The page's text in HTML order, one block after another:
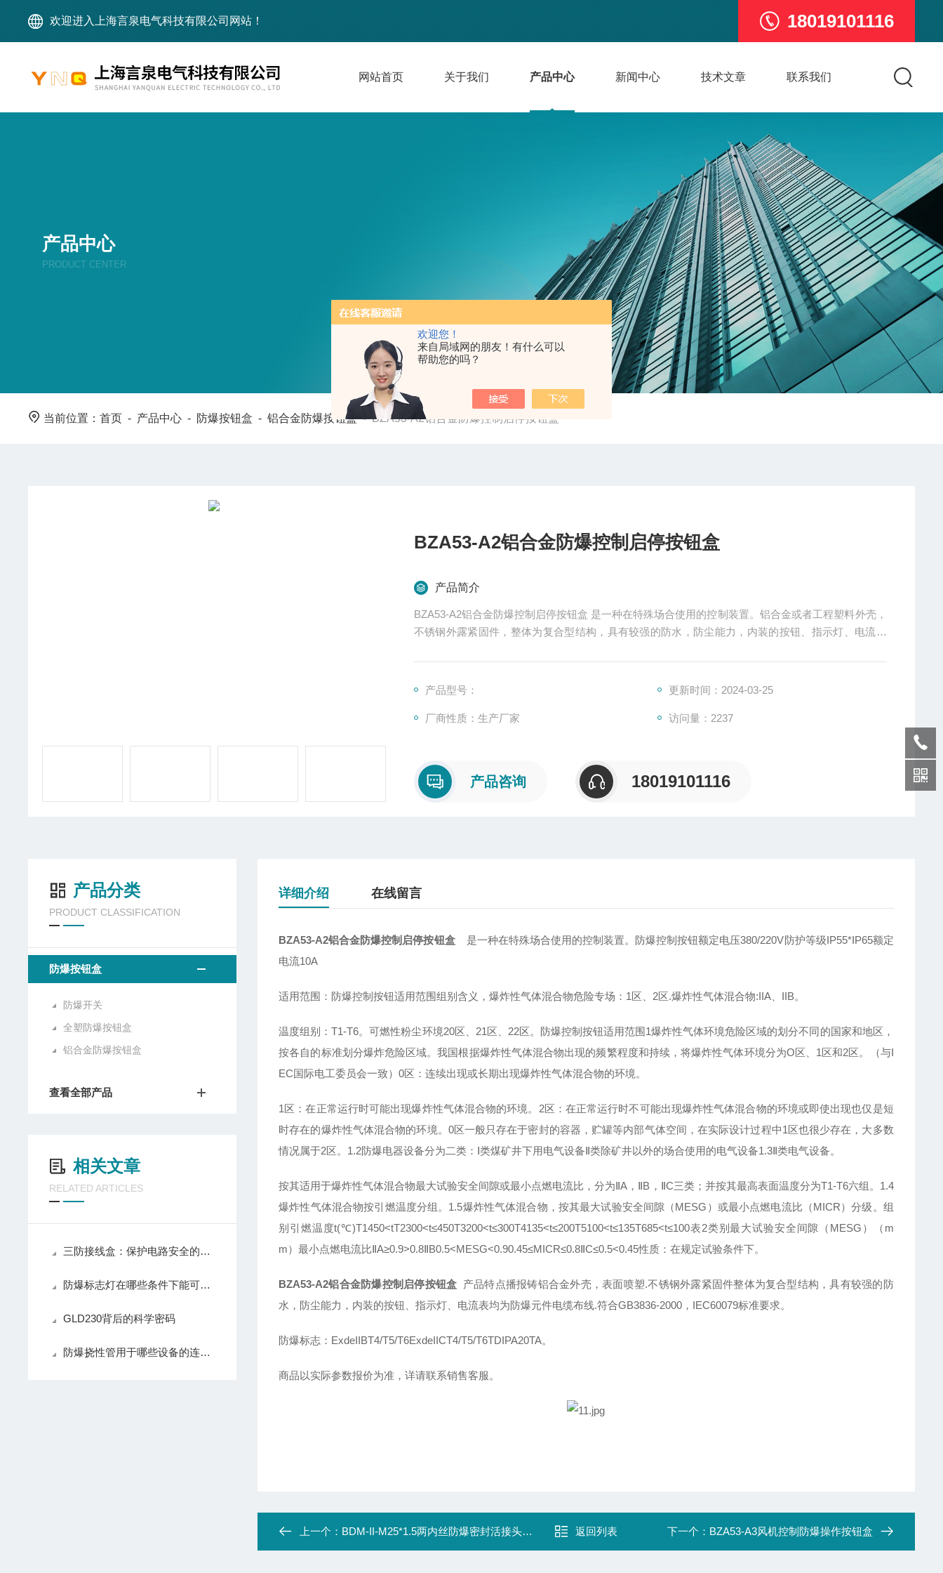
欢迎您！
来自局域网的朋友！有什么可以
帮助您的吗？
欢迎进入上海言泉电气科技有限公司网站！ 18019101116
网站首页 关于我们 产品中心 新闻中心 技术文章 联系我们
产品中心
PRODUCT CENTER
当前位置：首页 - 产品中心 - 防爆按钮盒 -铝合金防爆按钮盒-BZA53-A2铝合金防爆控制启停按钮盒
BZA53-A2铝合金防爆控制启停按钮盒
产品简介
BZA53-A2铝合金防爆控制启停按钮盒 是一种在特殊场合使用的控制装置。铝合金或者工程塑料外壳，
不锈钢外露紧固件，整体为复合型结构，具有较强的防水，防尘能力，内装的按钮、指示灯、电流表
产品型号： 更新时间：2024-03-25
厂商性质：生产厂家 访问量：2237
产品咨询 18019101116
产品分类
PRODUCT CLASSIFICATION
防爆按钮盒
防爆开关
全塑防爆按钮盒
铝合金防爆按钮盒
查看全部产品
相关文章
RELATED ARTICLES
三防接线盒：保护电路安全的坚实壁垒
防爆标志灯在哪些条件下能可靠的工作
GLD230背后的科学密码
防爆挠性管用于哪些设备的连接？
详细介绍 在线留言
BZA53-A2铝合金防爆控制启停按钮盒
是一种在特殊场合使用的控制装置。防爆控制按钮额定电压380/220V防护等级IP55*IP65额定
电流10A
适用范围：防爆控制按钮适用范围组别含义，爆炸性气体混合物危险专场：1区、2区.爆炸性气体混合物:IIA、IIB。
温度组别：T1-T6。可燃性粉尘环境20区、21区、22区。防爆控制按钮适用范围1爆炸性气体环境危险区域的划分不同的国家和地区，
按各自的标准划分爆炸危险区域。我国根据爆炸性气体混合物出现的频繁程度和持续，将爆炸性气体环境分为O区、1区和2区。（与I
EC国际电工委员会一致）0区：连续出现或长期出现爆炸性气体混合物的环境。
1区：在正常运行时可能出现爆炸性气体混合物的环境。2区：在正常运行时不可能出现爆炸性气体混合物的环境或即使出现也仅是短
时存在的爆炸性气体混合物的环境。0区一般只存在于密封的容器，贮罐等内部气体空间，在实际设计过程中1区也很少存在，大多数
情况属于2区。1.2防爆电器设备分为二类：Ⅰ类煤矿井下用电气设备Ⅱ类除矿井以外的场合使用的电气设备1.3Ⅱ类电气设备。
按其适用于爆炸性气体混合物最大试验安全间隙或最小点燃电流比，分为ⅡA，ⅡB，ⅡC三类；并按其最高表面温度分为T1-T6六组。1.4
爆炸性气体混合物按引燃温度分组。1.5爆炸性气体混合物，按其最大试验安全间隙（MESG）或最小点燃电流比（MICR）分级。组
别引燃温度t(℃)T1450<tT2300<t≤450T3200<t≤300T4135<t≤200T5100<t≤135T685<t≤100表2类别最大试验安全间隙（MESG）（m
m）最小点燃电流比ⅡA≥0.9>0.8ⅡB0.5<MESG<0.90.45≤MICR≤0.8ⅡC≤0.5<0.45性质：在规定试验条件下。
BZA53-A2铝合金防爆控制启停按钮盒 产品特点播报铸铝合金外壳，表面喷塑.不锈钢外露紧固件整体为复合型结构，具有较强的防
水，防尘能力，内装的按钮、指示灯、电流表均为防爆元件电缆布线.符合GB3836-2000，IEC60079标准要求。
防爆标志：ExdeIIBT4/T5/T6ExdeIICT4/T5/T6TDIPA20TA。
商品以实际参数报价为准，详请联系销售客服。
上一个： BDM-II-M25*1.5两内丝防爆密封活接头304 返回列表 下一个： BZA53-A3风机控制防爆操作按钮盒